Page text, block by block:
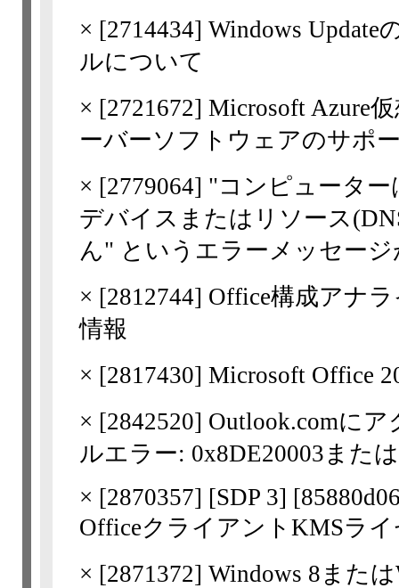
× [2714434] Windows
ルについて
× [2721672] Microsoft Azure
ーバーソフトウェアのサポ
× [2779064] "コンピュータ
デバイスまたはリソース
ん" というエラーメッセー
× [2812744] Office構成アナ
情報
× [2817430] Microsoft Office
× [2842520] Outlook.comに
ルエラー: 0x8DE20003また
× [2870357] [SDP 3]
OfficeクライアントKMSラ
× [2871372] Windows 8また